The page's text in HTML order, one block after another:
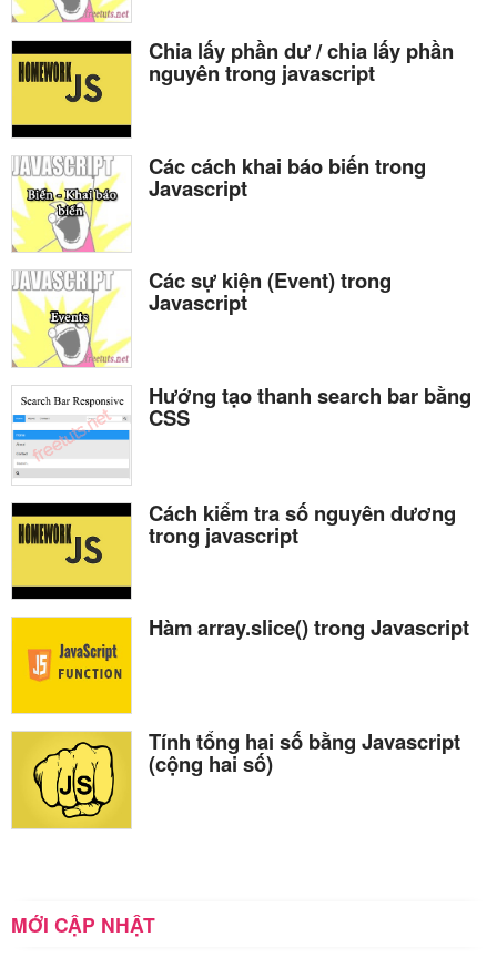
Chia lấy phần dư / chia lấy phần
nguyên trong javascript
Các cách khai báo biến trong
Javascript
Các sự kiện (Event) trong
Javascript
Hướng tạo thanh search bar bằng
CSS
Cách kiểm tra số nguyên dương
trong javascript
Hàm array.slice() trong Javascript
Tính tổng hai số bằng Javascript
(cộng hai số)
MỚI CẬP NHẬT